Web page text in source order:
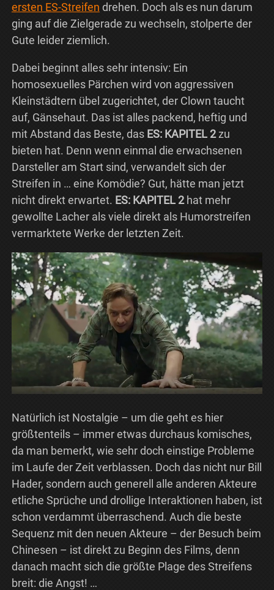
ersten ES-Streifen drehen. Doch als es nun darum
ging auf die Zielgerade zu wechseln, stolperte der
Gute leider ziemlich.
Dabei beginnt alles sehr intensiv: Ein
homosexuelles Pärchen wird von aggressiven
Kleinstädtern übel zugerichtet, der Clown taucht
auf, Gänsehaut. Das ist alles packend, heftig und
mit Abstand das Beste, das ES: KAPITEL 2zu
bieten hat. Denn wenn einmal die erwachsenen
Darsteller am Start sind, verwandelt sich der
Streifen in … eine Komödie? Gut, hätte man jetzt
nicht direkt erwartet. ES: KAPITEL 2hat mehr
gewollte Lacher als viele direkt als Humorstreifen
vermarktete Werke der letzten Zeit.
Natürlich ist Nostalgie – um die geht es hier
größtenteils – immer etwas durchaus komisches,
da man bemerkt, wie sehr doch einstige Probleme
im Laufe der Zeit verblassen. Doch das nicht nur Bill
Hader, sondern auch generell alle anderen Akteure
etliche Sprüche und drollige Interaktionen haben, ist
schon verdammt überraschend. Auch die beste
Sequenz mit den neuen Akteure – der Besuch beim
Chinesen – ist direkt zu Beginn des Films, denn
danach macht sich die größte Plage des Streifens
breit: die Angst! …